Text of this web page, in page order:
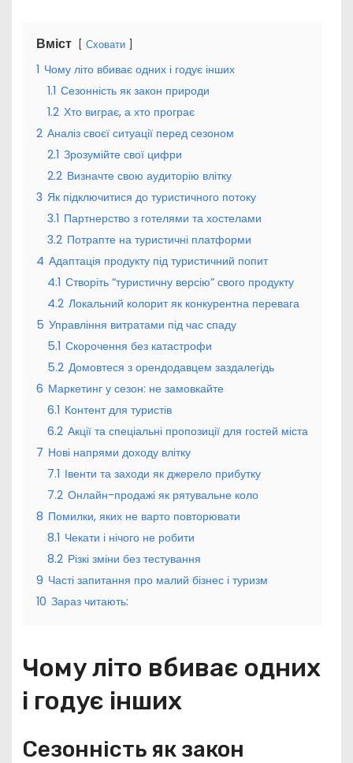
Вміст Сховати
1 Чому літо вбиває одних і годує інших
1.1 Сезонність як закон природи
1.2 Хто виграє, а хто програє
2 Аналіз своєї ситуації перед сезоном
2.1 Зрозумійте свої цифри
2.2 Визначте свою аудиторію влітку
3 Як підключитися до туристичного потоку
3.1 Партнерство з готелями та хостелами
3.2 Потрапте на туристичні платформи
4 Адаптація продукту під туристичний попит
4.1 Створіть “туристичну версію” свого продукту
4.2 Локальний колорит як конкурентна перевага
5 Управління витратами під час спаду
5.1 Скорочення без катастрофи
5.2 Домовтеся з орендодавцем заздалегідь
6 Маркетинг у сезон: не замовкайте
6.1 Контент для туристів
6.2 Акції та спеціальні пропозиції для гостей міста
7 Нові напрями доходу влітку
7.1 Івенти та заходи як джерело прибутку
7.2 Онлайн-продажі як рятувальне коло
8 Помилки, яких не варто повторювати
8.1 Чекати і нічого не робити
8.2 Різкі зміни без тестування
9 Часті запитання про малий бізнес і туризм
10 Зараз читають:
Чому літо вбиває одних
і годує інших
Сезонність як закон